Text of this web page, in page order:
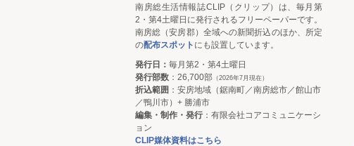
南房総生活情報誌CLIP（クリップ）は、毎月第
2・第4土曜日に発行されるフリーペーパーです。
南房総（安房郡）全域への新聞折込のほか、所定
の配布スポット にも設置しています。
発行日： 毎月第2・第4土曜日
発行部数 ：26,700部 （2026年7月現在）
折込範囲 ：安房地域（鋸南町／南房総市／館山市
／鴨川市）+ 勝浦市
編集・制作・発行：有限会社コアコミュニケーシ
ョン
CLIP媒体資料はこちら